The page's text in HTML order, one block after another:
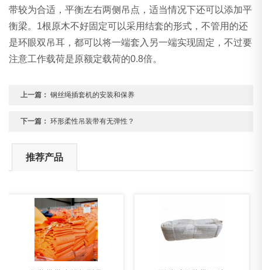
带较为合适，平衡左右两侧吊点，适当情况下还可以添加平
衡梁。1根原木不好固定可以采用结套的形式，不管用的还
是环眼双吊耳，都可以将一端套入另一端实现固定，不过要
注意工作载荷是原额定载荷的0.8倍。
上一篇： 钢丝绳插套机的安装和保养
下一篇： 环形柔性吊装带有无弹性？
推荐产品